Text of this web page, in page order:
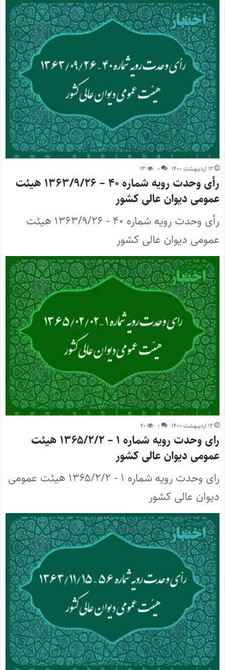
۱۲ اردیبهشت ۱۴۰۰ ۰ ۱۳
رأی وحدت رویه شماره ۴۰ – ۱۳۶۳/۹/۲۶ هیئت
عمومی دیوان عالی کشور
رأی وحدت رویه شماره ۴۰ - ۱۳۶۳/۹/۲۶ هیئت
عمومی دیوان عالی کشور
۱۲ اردیبهشت ۱۴۰۰ ۰ ۲۰
رای وحدت رویه شماره ۱ – ۱۳۶۵/۲/۲ هیئت
عمومی دیوان عالی کشور
رای وحدت رویه شماره ۱ - ۱۳۶۵/۲/۲ هیئت عمومی
دیوان عالی کشور